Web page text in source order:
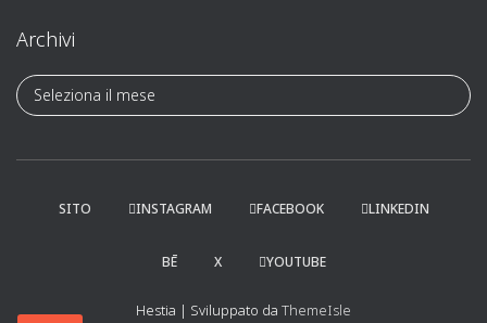
Archivi
A
r
h
SITO INSTAGRAM FACEBOOK LINKEDIN
BĒ X YOUTUBE
Hestia | Sviluppato da ThemeIsle